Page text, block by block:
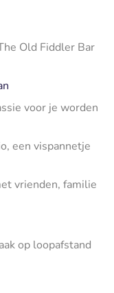
Old Fiddler Bar
voor je worden
een vispannetje
vrienden, familie
op loopafstand